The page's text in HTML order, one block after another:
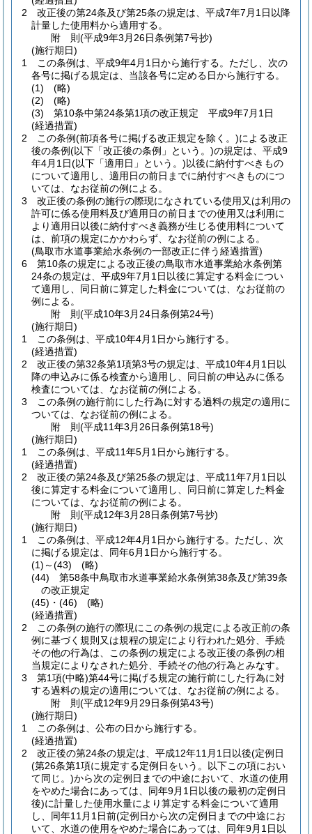
2
改正後の第24条及び第25条の規定は、平成7年7月1日以降
計量した使用料から適用する。
附 則(平成9年3月26日条例第7号抄)
(施行期日)
1
この条例は、平成9年4月1日から施行する。 ただし、次の
各号に掲げる規定は、当該各号に定める日から施行する。
(1)
(略)
(2)
(略)
(3)
第10条中第24条第1項の改正規定 平成9年7月1日
(経過措置)
2
この条例(前項各号に掲げる改正規定を除く。)による改正
後の条例(以下「改正後の条例」という。)の規定は、平成9
年4月1日(以下「適用日」という。)以後に納付すべきもの
について適用し、適用日の前日までに納付すべきものにつ
いては、なお従前の例による。
3
改正後の条例の施行の際現になされている使用又は利用の
許可に係る使用料及び適用日の前日までの使用又は利用に
より適用日以後に納付すべき義務が生じる使用料について
は、前項の規定にかかわらず、なお従前の例による。
(鳥取市水道事業給水条例の一部改正に伴う経過措置)
6
第10条の規定による改正後の鳥取市水道事業給水条例第
24条の規定は、平成9年7月1日以後に算定する料金につい
て適用し、同日前に算定した料金については、なお従前の
例による。
附 則(平成10年3月24日条例第24号)
(施行期日)
1
この条例は、平成10年4月1日から施行する。
(経過措置)
2
改正後の第32条第1項第3号の規定は、平成10年4月1日以
降の申込みに係る検査から適用し、同日前の申込みに係る
検査については、なお従前の例による。
3
この条例の施行前にした行為に対する過料の規定の適用に
ついては、なお従前の例による。
附 則(平成11年3月26日条例第18号)
(施行期日)
1
この条例は、平成11年5月1日から施行する。
(経過措置)
2
改正後の第24条及び第25条の規定は、平成11年7月1日以
後に算定する料金について適用し、同日前に算定した料金
については、なお従前の例による。
附 則(平成12年3月28日条例第7号抄)
(施行期日)
1
この条例は、平成12年4月1日から施行する。 ただし、次
に掲げる規定は、同年6月1日から施行する。
(1)～(43)
(略)
(44)
第58条中鳥取市水道事業給水条例第38条及び第39条
の改正規定
(45)・(46)
(略)
(経過措置)
2
この条例の施行の際現にこの条例の規定による改正前の条
例に基づく規則又は規程の規定により行われた処分、手続
その他の行為は、この条例の規定による改正後の条例の相
当規定によりなされた処分、手続その他の行為とみなす。
3
第1項(中略)第44号に掲げる規定の施行前にした行為に対
する過料の規定の適用については、なお従前の例による。
附 則(平成12年9月29日条例第43号)
(施行期日)
1
この条例は、公布の日から施行する。
(経過措置)
2
改正後の第24条の規定は、平成12年11月1日以後(定例日
(第26条第1項に規定する定例日をいう。以下この項におい
て同じ。)から次の定例日までの中途において、水道の使用
をやめた場合にあっては、同年9月1日以後の最初の定例日
後)に計量した使用水量により算定する料金について適用
し、同年11月1日前(定例日から次の定例日までの中途にお
いて、水道の使用をやめた場合にあっては、同年9月1日以